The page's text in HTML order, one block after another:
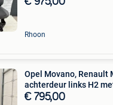
Rhoon
Opel Movano, Renault
achterdeur links H2
€ 795,00